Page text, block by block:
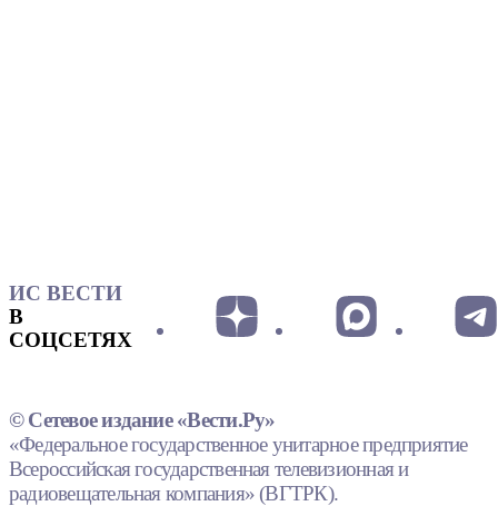
ИС ВЕСТИ
В
СОЦСЕТЯХ
© Сетевое издание «Вести.Ру»
«Федеральное государственное унитарное предприятие
Всероссийская государственная телевизионная и
радиовещательная компания» (ВГТРК).